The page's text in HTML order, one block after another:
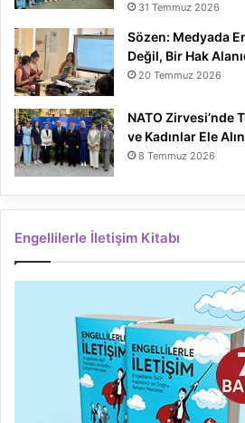
31 Temmuz 2026
Sözen: Medyada
Değil, Bir Hak
20 Temmuz 2026
NATO Zirvesi’nde
ve Kadınlar Ele
8 Temmuz 2026
Engellilerle İletişim Kitabı